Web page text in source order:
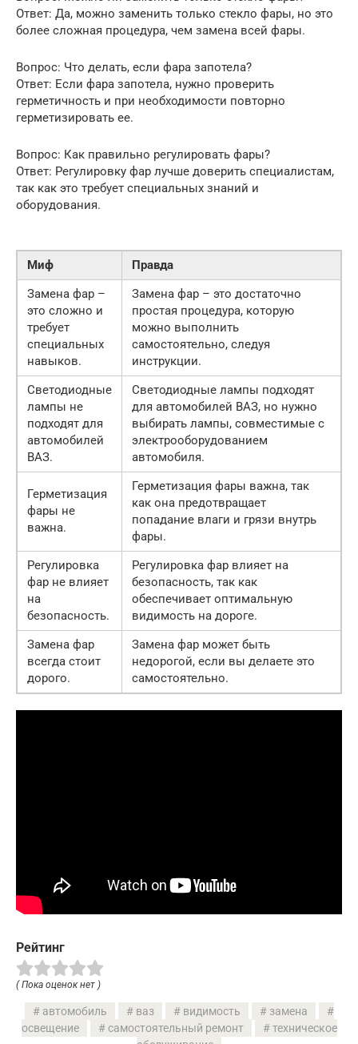
Ответ: Да, можно заменить только стекло фары, но это
более сложная процедура, чем замена всей фары.
Вопрос: Что делать, если фара запотела?
Ответ: Если фара запотела, нужно проверить
герметичность и при необходимости повторно
герметизировать ее.
Вопрос: Как правильно регулировать фары?
Ответ: Регулировку фар лучше доверить специалистам,
так как это требует специальных знаний и
оборудования.
Миф
Правда
Замена фар –
это сложно и
требует
специальных
навыков.
Замена фар – это достаточно
простая процедура, которую
можно выполнить
самостоятельно, следуя
инструкции.
Светодиодные
лампы не
подходят для
автомобилей
ВАЗ.
Светодиодные лампы подходят
для автомобилей ВАЗ, но нужно
выбирать лампы, совместимые с
электрооборудованием
автомобиля.
Герметизация
фары не
важна.
Герметизация фары важна, так
как она предотвращает
попадание влаги и грязи внутрь
фары.
Регулировка
фар не влияет
на
безопасность.
Регулировка фар влияет на
безопасность, так как
обеспечивает оптимальную
видимость на дороге.
Замена фар
всегда стоит
дорого.
Замена фар может быть
недорогой, если вы делаете это
самостоятельно.
Рейтинг
( Пока оценок нет )
автомобиль ваз видимость
замена
освещение
самостоятельный ремонт
техническое